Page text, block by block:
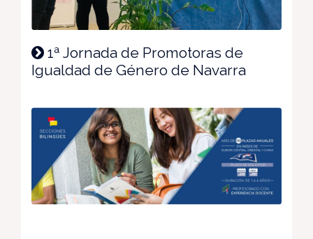
1ª Jornada de Promotoras de
Igualdad de Género de Navarra